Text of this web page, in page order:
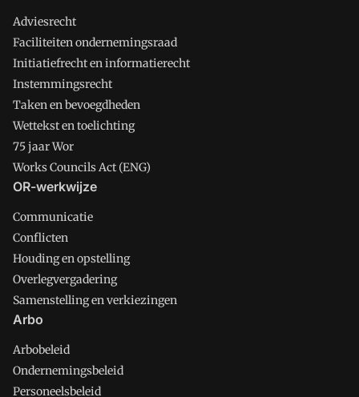
Adviesrecht
Faciliteiten ondernemingsraad
Initiatiefrecht en informatierecht
Instemmingsrecht
Taken en bevoegdheden
Wettekst en toelichting
75 jaar Wor
Works Councils Act (ENG)
OR-werkwijze
Communicatie
Conflicten
Houding en opstelling
Overlegvergadering
Samenstelling en verkiezingen
Arbo
Arbobeleid
Ondernemingsbeleid
Personeelsbeleid